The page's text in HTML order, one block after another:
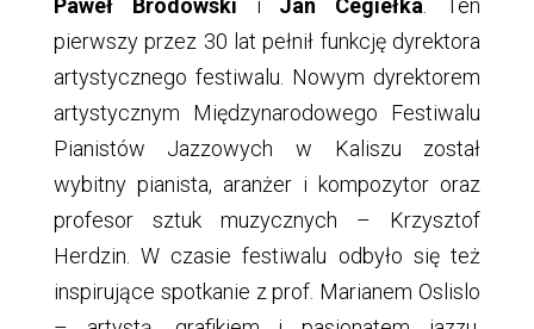
Paweł Brodowski i Jan Cegiełka . Ten
pierwszy przez 30 lat pełnił funkcję dyrektora
artystycznego festiwalu. Nowym dyrektorem
artystycznym Międzynarodowego Festiwalu
Pianistów Jazzowych w Kaliszu został
wybitny pianista, aranżer i kompozytor oraz
profesor sztuk muzycznych – Krzysztof
Herdzin. W czasie festiwalu odbyło się też
inspirujące spotkanie z prof. Marianem Oslislo